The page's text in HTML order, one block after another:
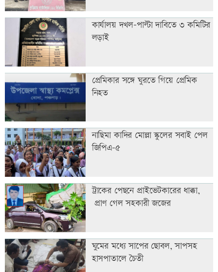
কার্যালয় দখল-পাল্টা দাবিতে ৩ কমিটির
লড়াই
প্রেমিকার সঙ্গে ঘুরতে গিয়ে প্রেমিক
নিহত
নাছিমা কাদির মোল্লা স্কুলের সবাই পেল
জিপিএ-৫
ট্রাকের পেছনে প্রাইভেটকারের ধাক্কা,
প্রাণ গেল সহকারী জজের
ঘুমের মধ্যে সাপের ছোবল, সাপসহ
হাসপাতালে চৈতী